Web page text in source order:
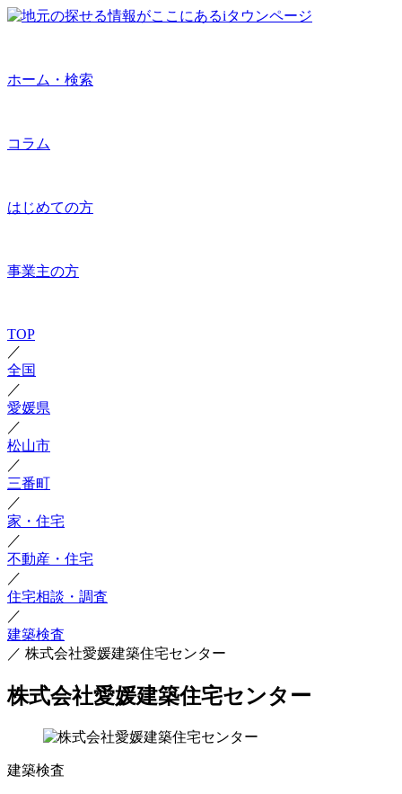
ホーム・検索
コラム
はじめての方
事業主の方
TOP
／
全国
／
愛媛県
／
松山市
／
三番町
／
家・住宅
／
不動産・住宅
／
住宅相談・調査
／
建築検査
／ 株式会社愛媛建築住宅センター
株式会社愛媛建築住宅センター
建築検査